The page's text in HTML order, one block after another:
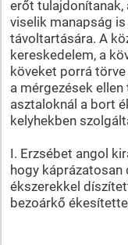
erőt tulajdonítanak,
viselik manapság
távoltartására. A
kereskedelem, a
köveket porrá
a mérgezések
asztaloknál a bort
kelyhekben
I. Erzsébet angol
hogy káprázatosan
ékszerekkel
bezoárkő